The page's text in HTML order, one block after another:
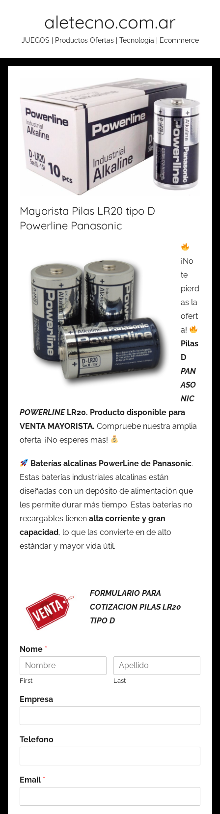
aletecno.com.ar
JUEGOS | Productos Ofertas | Tecnología | Ecommerce
Mayorista Pilas LR20 tipo D
Powerline Panasonic
¡No
te
pierd
as la
ofert
a!
Pilas
D
PAN
ASO
NIC
POWERLINELR20. Producto disponible para
VENTA MAYORISTA. Compruebe nuestra amplia
oferta. ¡No esperes más!
Baterías alcalinas PowerLine de Panasonic.
Estas baterías industriales alcalinas están
diseñadas con un depósito de alimentación que
les permite durar más tiempo. Estas baterías no
recargables tienen alta corriente y gran
capacidad, lo que las convierte en de alto
estándar y mayor vida útil.
FORMULARIO PARA
COTIZACION PILAS LR20
TIPO D
Nome *
First Last
Empresa
Telefono
Email *